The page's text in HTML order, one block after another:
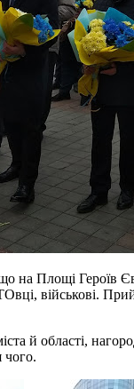
на Площі Героїв
військові.
й області,
чого.